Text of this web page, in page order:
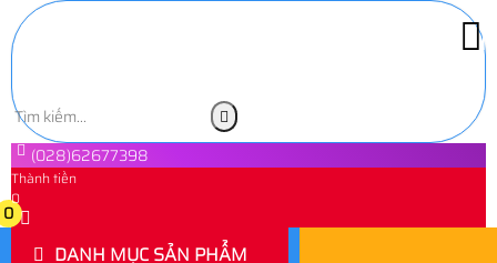
(028)62677398
Thành tiền
0
0
DANH MỤC SẢN PHẨM